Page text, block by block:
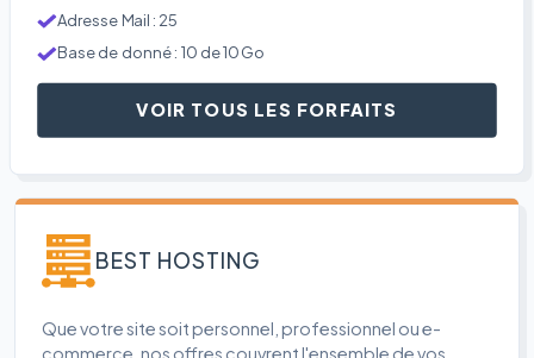
Adresse Mail : 25
Base de donné : 10 de 10Go
VOIR TOUS LES FORFAITS
BEST HOSTING
Que votre site soit personnel, professionnel ou e-
commerce, nos offres couvrent l'ensemble de vos